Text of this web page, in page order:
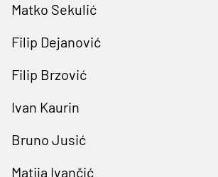
Matko Sekulić
Filip Dejanović
Filip Brzović
Ivan Kaurin
Bruno Jusić
Matija Ivančić